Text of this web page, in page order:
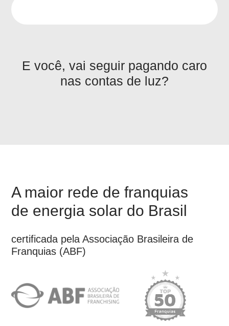
E você, vai seguir pagando caro
nas contas de luz?
A maior rede de franquias
de energia solar do Brasil
certificada pela Associação Brasileira de
Franquias (ABF)